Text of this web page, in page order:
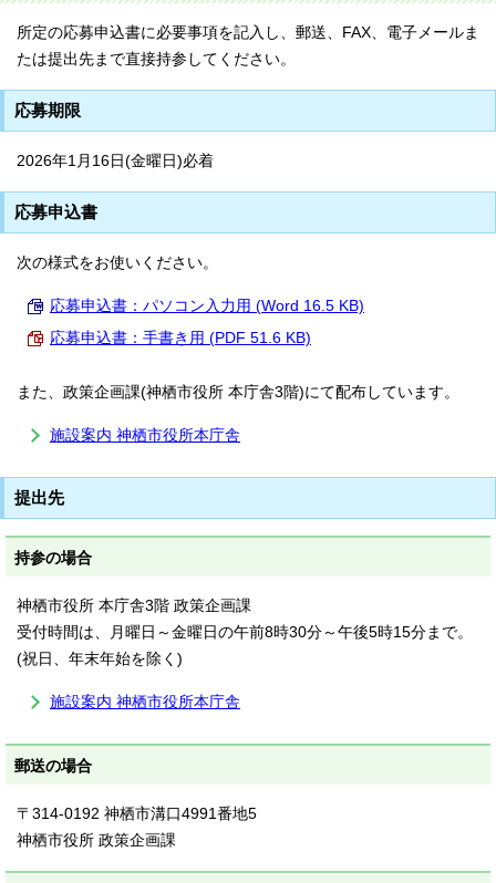
所定の応募申込書に必要事項を記入し、郵送、FAX、電子メールま
たは提出先まで直接持参してください。
応募期限
2026年1月16日(金曜日)必着
応募申込書
次の様式をお使いください。
応募申込書：パソコン入力用 (Word 16.5 KB)
応募申込書：手書き用 (PDF 51.6 KB)
また、政策企画課(神栖市役所 本庁舎3階)にて配布しています。
施設案内 神栖市役所本庁舎
提出先
持参の場合
神栖市役所 本庁舎3階 政策企画課
受付時間は、月曜日～金曜日の午前8時30分～午後5時15分まで。
(祝日、年末年始を除く)
施設案内 神栖市役所本庁舎
郵送の場合
〒314-0192 神栖市溝口4991番地5
神栖市役所 政策企画課